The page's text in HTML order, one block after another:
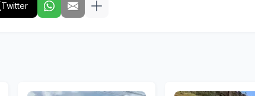
Twitter